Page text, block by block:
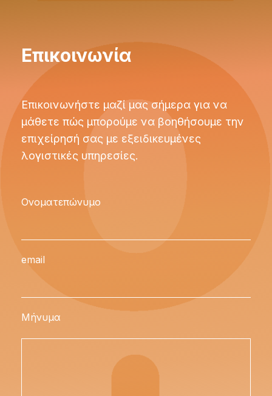
Επικοινωνία
Επικοινωνήστε μαζί μας σήμερα για να
μάθετε πώς μπορούμε να βοηθήσουμε την
επιχείρησή σας με εξειδικευμένες
λογιστικές υπηρεσίες.
Ονοματεπώνυμο
email
Μήνυμα